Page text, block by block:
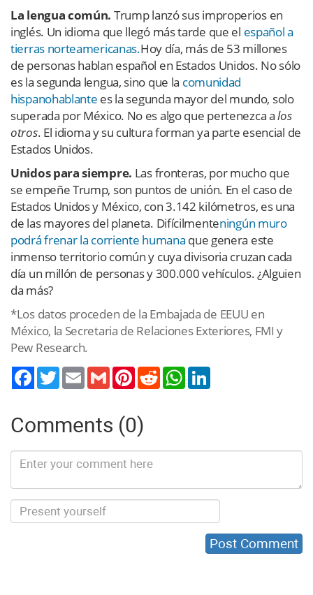
La lengua común. Trump lanzó sus improperios en
inglés. Un idioma que llegó más tarde que el español a
tierras norteamericanas.Hoy día, más de 53 millones
de personas hablan español en Estados Unidos. No sólo
es la segunda lengua, sino que la comunidad
hispanohablante es la segunda mayor del mundo, solo
superada por México. No es algo que pertenezca alos
otros. El idioma y su cultura forman ya parte esencial de
Estados Unidos.
Unidos para siempre. Las fronteras, por mucho que
se empeñe Trump, son puntos de unión. En el caso de
Estados Unidos y México, con 3.142 kilómetros, es una
de las mayores del planeta. Difícilmenteningún muro
podrá frenar la corriente humana que genera este
inmenso territorio común y cuya divisoria cruzan cada
día un millón de personas y 300.000 vehículos. ¿Alguien
da más?
*Los datos proceden de la Embajada de EEUU en
México, la Secretaria de Relaciones Exteriores, FMI y
Pew Research.
TwitterEmail Gmail PinterestReddit WhatsApp
Comments (0)